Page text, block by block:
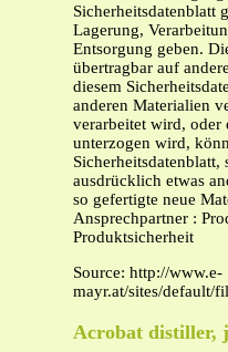
Sicherheitsdatenblatt
Lagerung,
Entsorgung geben.
übertragbar auf
diesem
anderen Materialien
verarbeitet wird, oder
unterzogen wird,
ausdrücklich etwas
so gefertigte neue
Ansprechpartner :
Produktsicherheit
Source: http://www.e-
mayr.at/sites/default/
Acrobat distiller,